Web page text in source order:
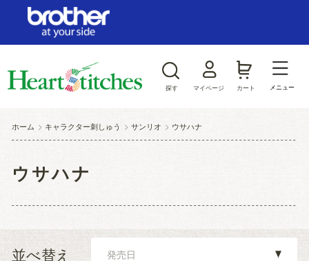
探す マイページ カート メニュー
ホーム > キャラクター刺しゅう >サンリオ > ウサハナ
ウサハナ
並べ替え
ログイン/新規会員登録